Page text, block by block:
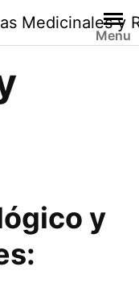
Medicinales y
Menu
y
: